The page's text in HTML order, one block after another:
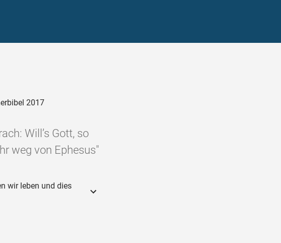
2017
Will’s Gott, so
weg von Ephesus"
wir leben und dies